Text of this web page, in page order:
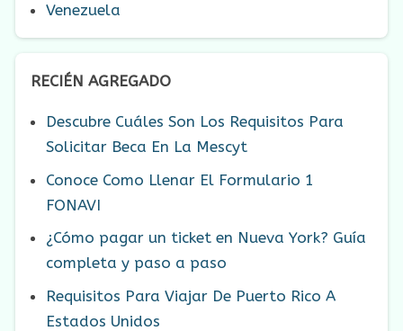
Venezuela
RECIÉN AGREGADO
Descubre Cuáles Son Los Requisitos Para
Solicitar Beca En La Mescyt
Conoce Como Llenar El Formulario 1
FONAVI
¿Cómo pagar un ticket en Nueva York? Guía
completa y paso a paso
Requisitos Para Viajar De Puerto Rico A
Estados Unidos